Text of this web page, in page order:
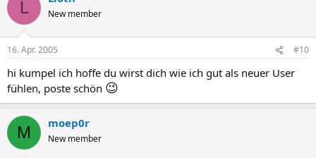
L New member
16. Apr. 2005 #10
hi kumpel ich hoffe du wirst dich wie ich gut als neuer User
fühlen, poste schön 😉
M moep0r
New member